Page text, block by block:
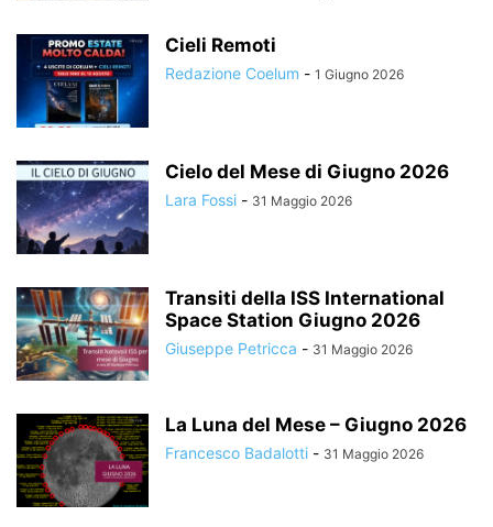
Cieli Remoti
Redazione Coelum - 1 Giugno 2026
Cielo del Mese di Giugno 2026
Lara Fossi - 31 Maggio 2026
Transiti della ISS International
Space Station Giugno 2026
Giuseppe Petricca - 31 Maggio 2026
La Luna del Mese – Giugno 2026
Francesco Badalotti - 31 Maggio 2026